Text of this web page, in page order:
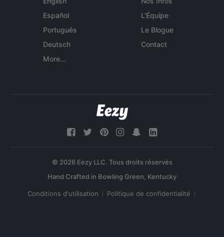
Español
Português
Deutsch
More...
L'Équipe
Le Blogue
Contact
© 2026 Eezy LLC. Tous droits réservés
Conditions d'utilisation Politique de confidentialité